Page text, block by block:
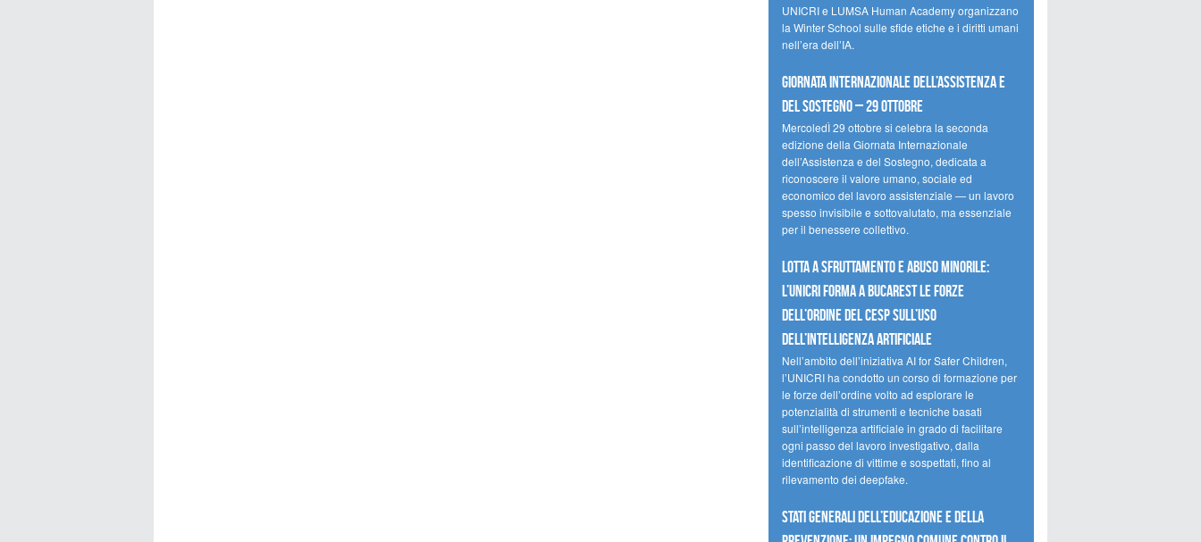
UNICRI e LUMSA Human Academy organizzano
la Winter School sulle sfide etiche e i diritti umani
nell’era dell’IA.
Giornata internazionale dell’assistenza e
del sostegno – 29 ottobre
MercoledÌ 29 ottobre si celebra la seconda
edizione della Giornata Internazionale
dell’Assistenza e del Sostegno, dedicata a
riconoscere il valore umano, sociale ed
economico del lavoro assistenziale — un lavoro
spesso invisibile e sottovalutato, ma essenziale
per il benessere collettivo.
Lotta a sfruttamento e abuso minorile:
l’UNICRI forma a Bucarest le forze
dell’ordine del CESP sull’uso
dell’Intelligenza Artificiale
Nell’ambito dell’iniziativa AI for Safer Children,
l’UNICRI ha condotto un corso di formazione per
le forze dell’ordine volto ad esplorare le
potenzialità di strumenti e tecniche basati
sull’intelligenza artificiale in grado di facilitare
ogni passo del lavoro investigativo, dalla
identificazione di vittime e sospettati, fino al
rilevamento dei deepfake.
Stati Generali dell’Educazione e della